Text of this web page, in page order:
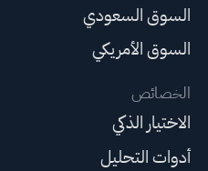
السوق السعودي
السوق الأمريكي
الخصائص
الاختيار الذكي
أدوات التحليل